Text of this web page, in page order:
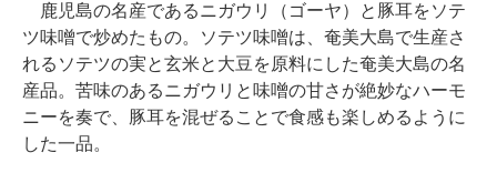
鹿児島の名産であるニガウリ（ゴーヤ）と豚耳をソテ
ツ味噌で炒めたもの。ソテツ味噌は、奄美大島で生産さ
れるソテツの実と玄米と大豆を原料にした奄美大島の名
産品。苦味のあるニガウリと味噌の甘さが絶妙なハーモ
ニーを奏で、豚耳を混ぜることで食感も楽しめるように
した一品。